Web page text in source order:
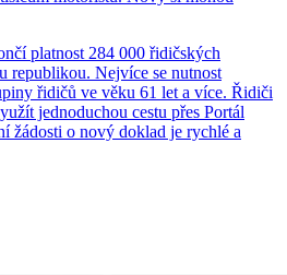
platnost 284 000 řidičských
republikou. Nejvíce se nutnost
řidičů ve věku 61 let a více. Řidiči
jednoduchou cestu přes Portál
žádosti o nový doklad je rychlé a